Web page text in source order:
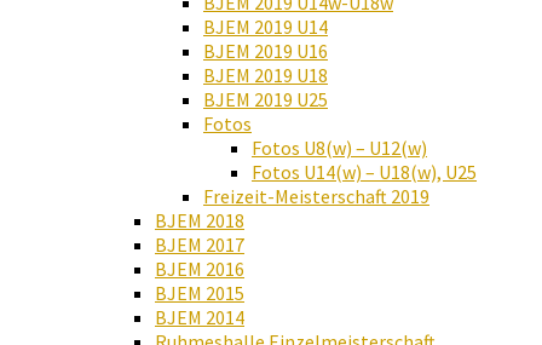
BJEM 2019 U14
BJEM 2019 U16
BJEM 2019 U18
BJEM 2019 U25
Fotos
Fotos U8(w) – U12(w)
Fotos U14(w) – U18(w), U25
Freizeit-Meisterschaft 2019
BJEM 2018
BJEM 2017
BJEM 2016
BJEM 2015
BJEM 2014